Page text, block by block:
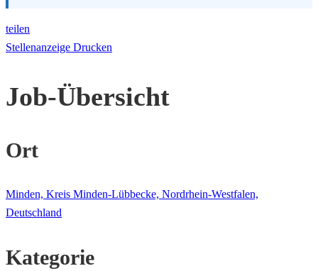
teilen
Stellenanzeige Drucken
Job-Übersicht
Ort
Minden, Kreis Minden-Lübbecke, Nordrhein-Westfalen,
Deutschland
Kategorie